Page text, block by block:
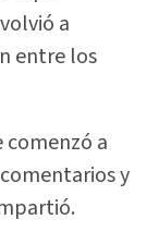
a
entre los
comenzó a
y